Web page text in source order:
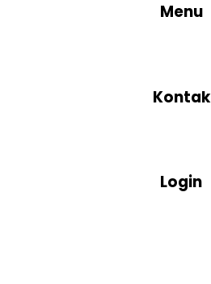
Menu
Kontak
Login